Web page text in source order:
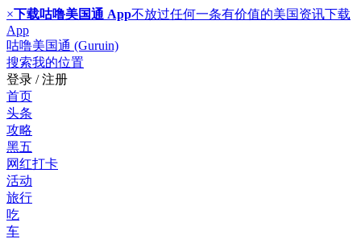
×下载咕噜美国通 App不放过任何一条有价值的美国资讯下载
App
咕噜美国通 (Guruin)
搜索我的位置
登录 / 注册
首页
头条
攻略
黑五
网红打卡
活动
旅行
吃
车